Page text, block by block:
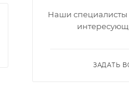
Наши специалисты
ЗАДАТЬ